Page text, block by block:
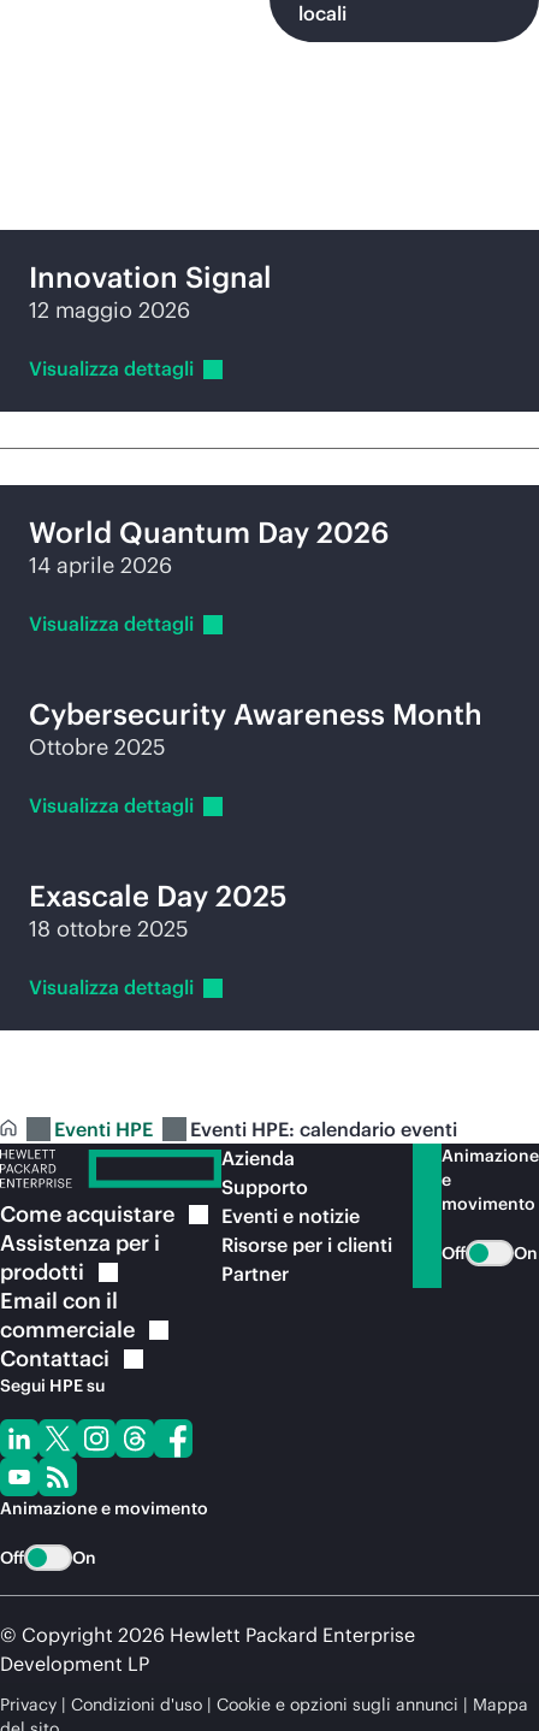
locali
Innovation Signal
12 maggio 2026
Visualizza dettagli
World Quantum Day 2026
14 aprile 2026
Visualizza dettagli
Cybersecurity Awareness Month
Ottobre 2025
Visualizza dettagli
Exascale Day 2025
18 ottobre 2025
Visualizza dettagli
Eventi HPE Eventi HPE: calendario eventi
Comeacquistare
Assistenza per i
prodotti
Email con il
commerciale
Contattaci
Segui HPE su
Animazione e movimento
Off On
Azienda
Supporto
Eventi e notizie
Risorse per i clienti
Partner
Animazione
e
movimento
Off On
© Copyright 2026 Hewlett Packard Enterprise
Development LP
Privacy Condizioni d'uso Cookie e opzioni sugli annunci
Mappa